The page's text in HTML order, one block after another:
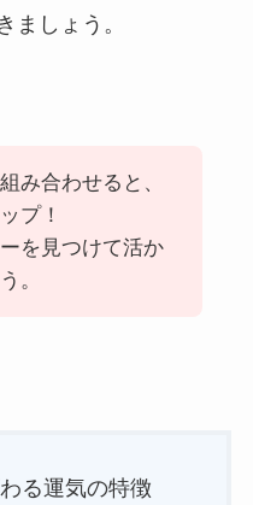
ましょう。
み合わせると、
プ！
を見つけて活か
。
る運気の特徴